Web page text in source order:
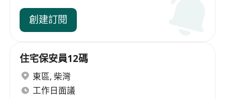
創建訂閱
住宅保安員12碼
東區, 柴灣
工作日面議